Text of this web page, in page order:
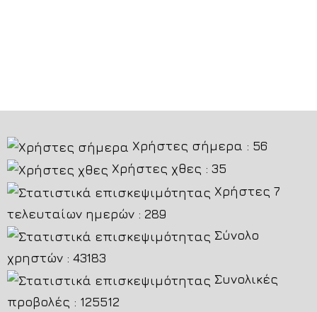
Χρήστες σήμερα : 56
Χρήστες χθες : 35
Χρήστες 7
τελευταίων ημερών : 289
Σύνολο
χρηστών : 43183
Συνολικές
προβολές : 125512